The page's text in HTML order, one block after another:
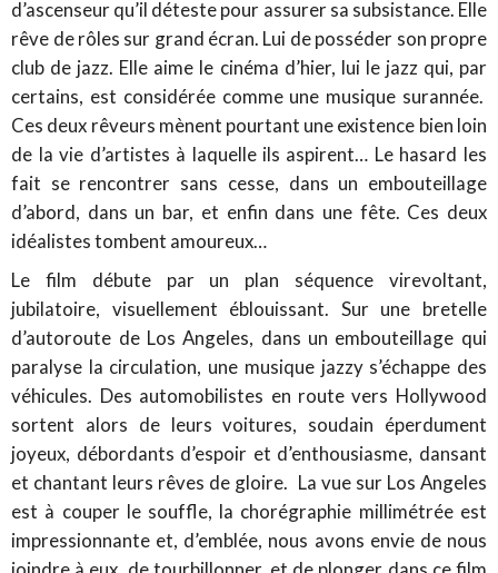
d’ascenseur qu’il déteste pour assurer sa subsistance. Elle
rêve de rôles sur grand écran. Lui de posséder son propre
club de jazz. Elle aime le cinéma d’hier, lui le jazz qui, par
certains, est considérée comme une musique surannée.
Ces deux rêveurs mènent pourtant une existence bien loin
de la vie d’artistes à laquelle ils aspirent… Le hasard les
fait se rencontrer sans cesse, dans un embouteillage
d’abord, dans un bar, et enfin dans une fête. Ces deux
idéalistes tombent amoureux…
Le film débute par un plan séquence virevoltant,
jubilatoire, visuellement éblouissant. Sur une bretelle
d’autoroute de Los Angeles, dans un embouteillage qui
paralyse la circulation, une musique jazzy s’échappe des
véhicules. Des automobilistes en route vers Hollywood
sortent alors de leurs voitures, soudain éperdument
joyeux, débordants d’espoir et d’enthousiasme, dansant
et chantant leurs rêves de gloire. La vue sur Los Angeles
est à couper le souffle, la chorégraphie millimétrée est
impressionnante et, d’emblée, nous avons envie de nous